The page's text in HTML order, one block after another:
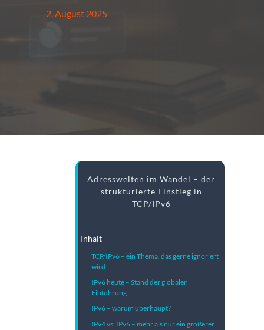
2. August 2025
Adresswelten im Wandel – der
strukturierte Einstieg in
TCP/IPv6
Inhalt
TCP/IPv6 – ein Thema, das gerne ignoriert
wird
IPv6 heute – Stand der globalen
Einführung
IPv6 – warum überhaupt?
IPv4 vs. IPv6 – mehr als nur ein größerer